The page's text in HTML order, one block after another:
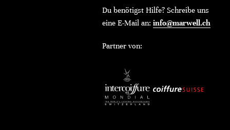
Du benötigst Hilfe? Schreibe uns
eine E-Mail an: info@marwell.ch
Partner von: